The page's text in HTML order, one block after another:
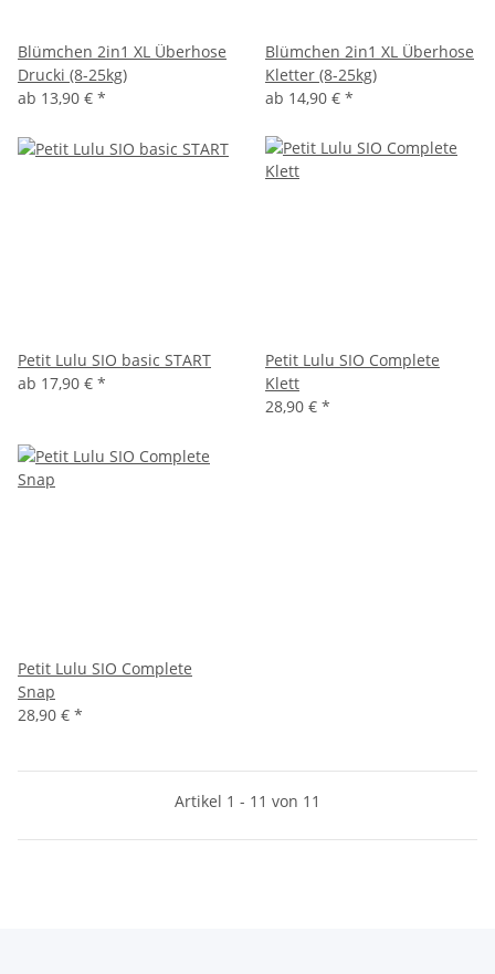
Blümchen 2in1 XL Überhose
Drucki (8-25kg)
ab 13,90 € *
Blümchen 2in1 XL Überhose
Kletter (8-25kg)
ab 14,90 € *
Petit Lulu SIO basic START
ab 17,90 € *
Petit Lulu SIO Complete
Klett
28,90 € *
Petit Lulu SIO Complete
Snap
28,90 € *
Artikel 1 - 11 von 11